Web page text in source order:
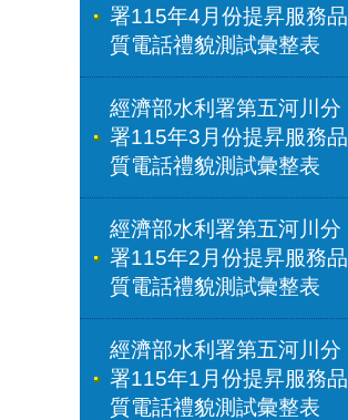
署115年4月份提昇服務品
質電話禮貌測試彙整表
經濟部水利署第五河川分
署115年3月份提昇服務品
質電話禮貌測試彙整表
經濟部水利署第五河川分
署115年2月份提昇服務品
質電話禮貌測試彙整表
經濟部水利署第五河川分
署115年1月份提昇服務品
質電話禮貌測試彙整表